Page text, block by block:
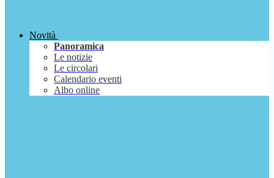
Novità
Panoramica
Le notizie
Le circolari
Calendario eventi
Albo online